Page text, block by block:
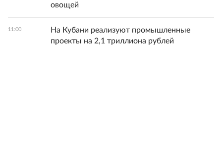
овощей
11:00
На Кубани реализуют промышленные
проекты на 2,1 триллиона рублей